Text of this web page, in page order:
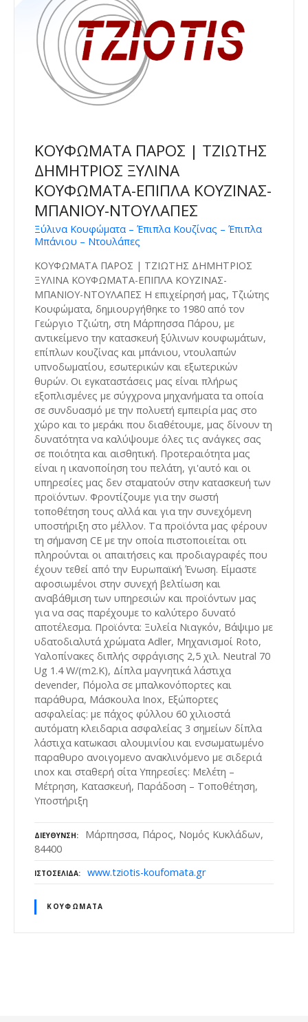
ΚΟΥΦΩΜΑΤΑ ΠΑΡΟΣ | ΤΖΙΩΤΗΣ
ΔΗΜΗΤΡΙΟΣ ΞΥΛΙΝΑ
ΚΟΥΦΩΜΑΤΑ-ΕΠΙΠΛΑ ΚΟΥΖΙΝΑΣ-
ΜΠΑΝΙΟΥ-ΝΤΟΥΛΑΠΕΣ
Ξύλινα Κουφώματα – Έπιπλα Κουζίνας – Έπιπλα
Μπάνιου – Ντουλάπες
ΚΟΥΦΩΜΑΤΑ ΠΑΡΟΣ | ΤΖΙΩΤΗΣ ΔΗΜΗΤΡΙΟΣ
ΞΥΛΙΝΑ ΚΟΥΦΩΜΑΤΑ-ΕΠΙΠΛΑ ΚΟΥΖΙΝΑΣ-
ΜΠΑΝΙΟΥ-ΝΤΟΥΛΑΠΕΣ Η επιχείρησή μας, Τζιώτης
Κουφώματα, δημιουργήθηκε το 1980 από τον
Γεώργιο Τζιώτη, στη Μάρπησσα Πάρου, με
αντικείμενο την κατασκευή ξύλινων κουφωμάτων,
επίπλων κουζίνας και μπάνιου, ντουλαπών
υπνοδωματίου, εσωτερικών και εξωτερικών
θυρών. Οι εγκαταστάσεις μας είναι πλήρως
εξοπλισμένες με σύγχρονα μηχανήματα τα οποία
σε συνδυασμό με την πολυετή εμπειρία μας στο
χώρο και το μεράκι που διαθέτουμε, μας δίνουν τη
δυνατότητα να καλύψουμε όλες τις ανάγκες σας
σε ποιότητα και αισθητική. Προτεραιότητα μας
είναι η ικανοποίηση του πελάτη, γι'αυτό και οι
υπηρεσίες μας δεν σταματούν στην κατασκευή των
προϊόντων. Φροντίζουμε για την σωστή
τοποθέτηση τους αλλά και για την συνεχόμενη
υποστήριξη στο μέλλον. Τα προϊόντα μας φέρουν
τη σήμανση CE με την οποία πιστοποιείται οτι
πληρούνται οι απαιτήσεις και προδιαγραφές που
έχουν τεθεί από την Ευρωπαϊκή Ένωση. Είμαστε
αφοσιωμένοι στην συνεχή βελτίωση και
αναβάθμιση των υπηρεσιών και προϊόντων μας
για να σας παρέχουμε το καλύτερο δυνατό
αποτέλεσμα. Προϊόντα: Ξυλεία Νιαγκόν, Βάψιμο με
υδατοδιαλυτά χρώματα Adler, Μηχανισμοί Roto,
Υαλοπίνακες διπλής σφράγισης 2,5 χιλ. Neutral 70
Ug 1.4 W/(m2.K), Δίπλα μαγνητικά λάστιχα
devender, Πόμολα σε μπαλκονόπορτες και
παράθυρα, Μάσκουλα Inox, Εξώπορτες
ασφαλείας: με πάχος φύλλου 60 χιλιοστά
αυτόματη κλειδαρια ασφαλείας 3 σημείων δίπλα
λάστιχα κατωκασι αλουμινίου και ενσωματωμένο
παραθυρο ανοιγομενο ανακλινόμενο με σιδεριά
ιnox και σταθερή σίτα Υπηρεσίες: Μελέτη –
Μέτρηση, Κατασκευή, Παράδοση – Τοποθέτηση,
Υποστήριξη
ΔΙΕΎΘΥΝΣΗ
Μάρπησσα, Πάρος, Νομός Κυκλάδων,
84400
ΙΣΤΟΣΕΛΊΔΑ www.tziotis-koufomata.gr
ΚΟΥΦΏΜΑΤΑ